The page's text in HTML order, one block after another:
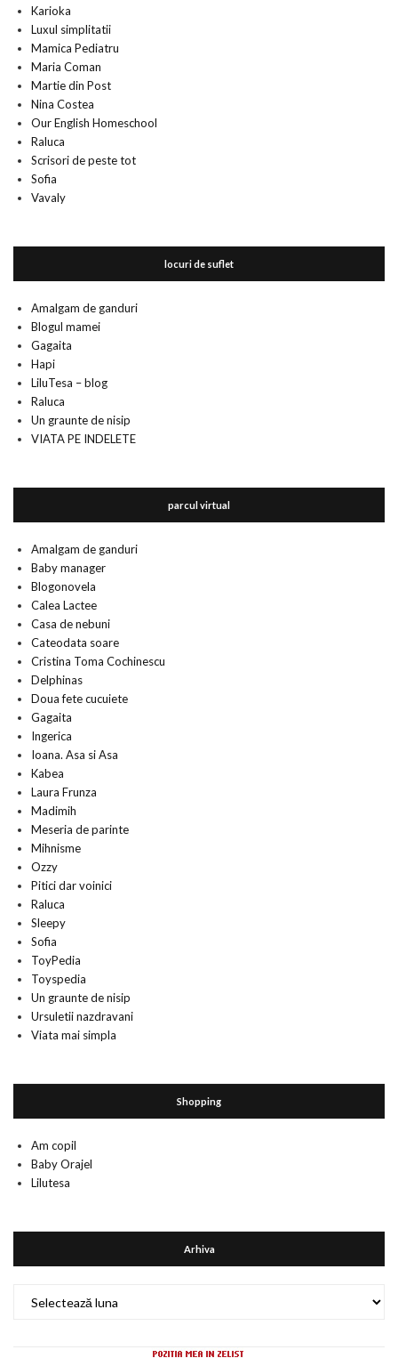
Karioka
Luxul simplitatii
Mamica Pediatru
Maria Coman
Martie din Post
Nina Costea
Our English Homeschool
Raluca
Scrisori de peste tot
Sofia
Vavaly
locuri de suflet
Amalgam de ganduri
Blogul mamei
Gagaita
Hapi
LiluTesa – blog
Raluca
Un graunte de nisip
VIATA PE INDELETE
parcul virtual
Amalgam de ganduri
Baby manager
Blogonovela
Calea Lactee
Casa de nebuni
Cateodata soare
Cristina Toma Cochinescu
Delphinas
Doua fete cucuiete
Gagaita
Ingerica
Ioana. Asa si Asa
Kabea
Laura Frunza
Madimih
Meseria de parinte
Mihnisme
Ozzy
Pitici dar voinici
Raluca
Sleepy
Sofia
ToyPedia
Toyspedia
Un graunte de nisip
Ursuletii nazdravani
Viata mai simpla
Shopping
Am copil
Baby Orajel
Lilutesa
Arhiva